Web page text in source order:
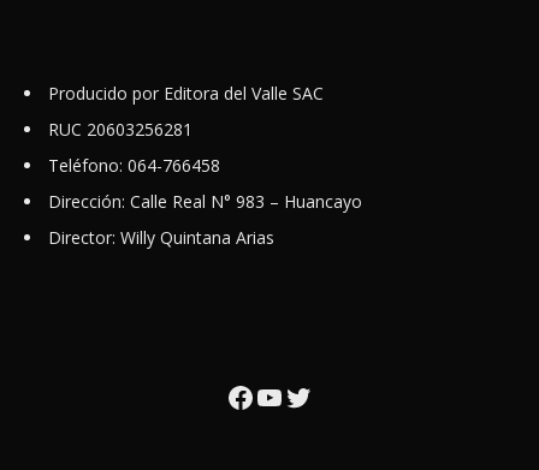
Producido por Editora del Valle SAC
RUC 20603256281
Teléfono: 064-766458
Dirección: Calle Real N° 983 – Huancayo
Director: Willy Quintana Arias
Facebook
YouTube
Twitter